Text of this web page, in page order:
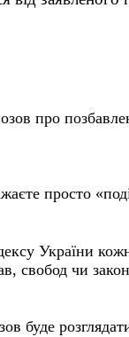
про
просто
України
свобод чи
буде